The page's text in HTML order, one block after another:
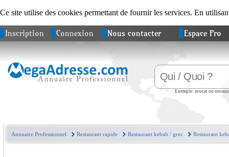
Ce site utilise des cookies permettant de fournir les services. En
Inscription Connexion Nous contacter Espace Pro
Exemple: avocat ou
Annuaire Professionnel Restaurant rapide Restaurant kebab / grec Restaurant